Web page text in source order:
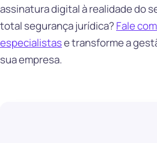
assinatura digital à realidade do
total segurança jurídica? Fale
especialistase transforme a
sua empresa.